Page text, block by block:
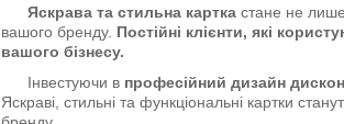
Яскрава та стильна картка стане не
вашого бренду. Постійні клієнти, які
вашого бізнесу.
Інвестуючи в професійний дизайн
Яскраві, стильні та функціональні картки